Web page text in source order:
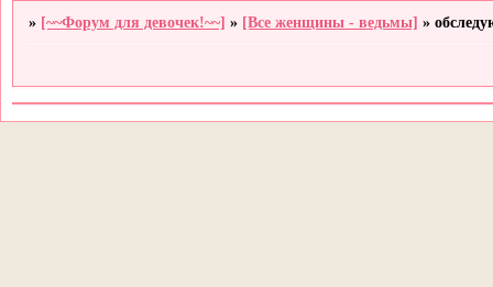
» [~~Форум для девочек!~~] » [Все женщины - ведьмы] »